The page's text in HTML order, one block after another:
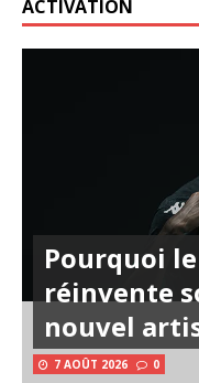
ACTIVATION
Pourquoi le
réinvente
nouvel
7 AOÛT 2026 0